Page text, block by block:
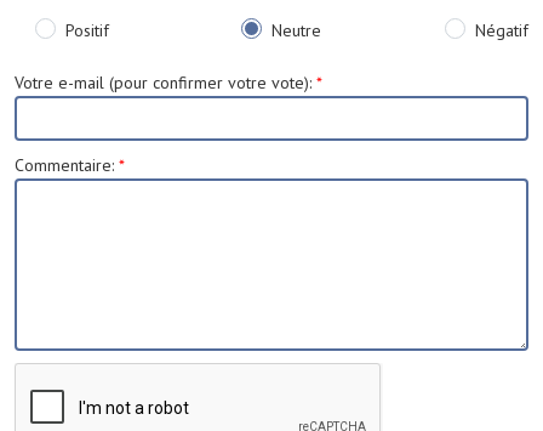
Positif Neutre Négatif
Votre e-mail (pour confirmer votre vote): *
Commentaire: *